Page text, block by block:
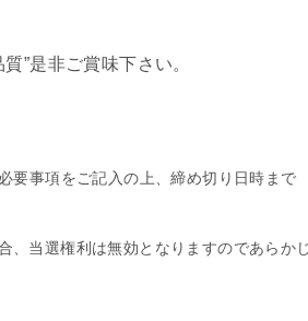
”是非ご賞味下さい。
要事項をご記入の上、締め切り日時まで
、当選権利は無効となりますのであらか